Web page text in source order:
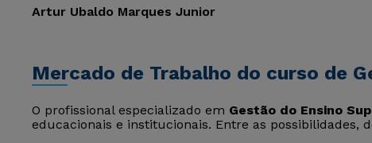
Artur Ubaldo Marques Junior
Mercado de Trabalho do curso de
O profissional especializado em Gestão do Ensino
educacionais e institucionais. Entre as possibilidades,